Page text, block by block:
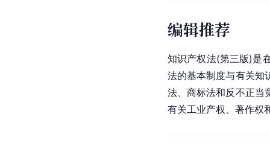
编辑推荐
知识产权法(第三版)是
法的基本制度与有关知
法、商标法和反不正当
有关工业产权、著作权